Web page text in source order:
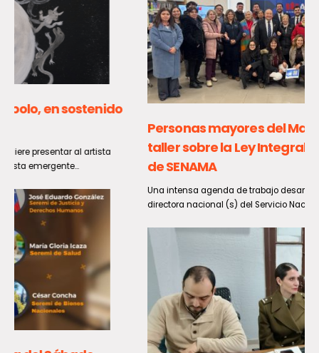
Personas mayores del Maule destacan en
taller sobre la Ley Integral y certamen literario
de SENAMA
Una intensa agenda de trabajo desarrolló en la Región del Maule la
directora nacional (s) del Servicio Nacional del...